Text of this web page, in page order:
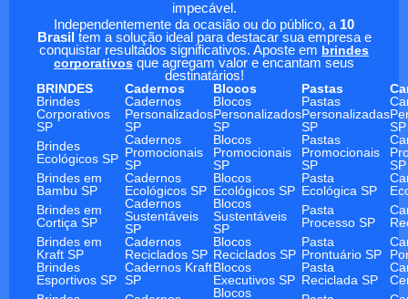
impecável.
Independentemente da ocasião ou do público, a 10
Brasil tem a solução ideal para destacar sua empresa e
conquistar resultados significativos. Aposte em brindes
corporativos que agregam valor e encantam seus
destinatários!
BRINDES
Cadernos Blocos Pastas
Brindes
Corporativos
SP
Cadernos
Personalizados
SP
Blocos
Personalizados
SP
Pastas
Personalizadas
SP
SP
Brindes
Ecológicos SP
Cadernos
Promocionais
SP
Blocos
Promocionais
SP
Pastas
Promocionais
SP
SP
Brindes em
Bambu SP
Cadernos
Ecológicos SP
Blocos
Ecológicos SP
Pasta
Ecológica SP
Brindes em
Cortiça SP
Cadernos
Sustentáveis
SP
Blocos
Sustentáveis
SP
Pasta
Processo SP
Brindes em
Kraft SP
Cadernos
Reciclados SP
Blocos
Reciclados SP
Pasta
Prontuário SP
Brindes
Esportivos SP
Cadernos Kraft
SP
Blocos
Executivos SP
Pasta
Reciclada SP
Blocos